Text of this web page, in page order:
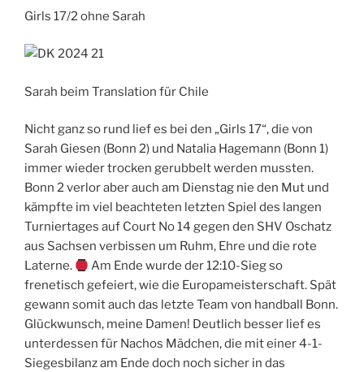
Girls 17/2 ohne Sarah
Sarah beim Translation für Chile
Nicht ganz so rund lief es bei den „Girls 17“, die von
Sarah Giesen (Bonn 2) und Natalia Hagemann (Bonn 1)
immer wieder trocken gerubbelt werden mussten.
Bonn 2 verlor aber auch am Dienstag nie den Mut und
kämpfte im viel beachteten letzten Spiel des langen
Turniertages auf Court No 14 gegen den SHV Oschatz
aus Sachsen verbissen um Ruhm, Ehre und die rote
Laterne.
Am Ende wurde der 12:10-Sieg so
frenetisch gefeiert, wie die Europameisterschaft. Spät
gewann somit auch das letzte Team von handball Bonn.
Glückwunsch, meine Damen! Deutlich besser lief es
unterdessen für Nachos Mädchen, die mit einer 4-1-
Siegesbilanz am Ende doch noch sicher in das